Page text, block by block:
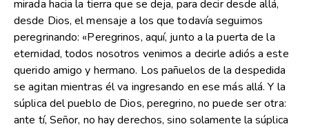
mirada hacia la tierra que se deja, para decir desde allá,
desde Dios, el mensaje a los que todavía seguimos
peregrinando: «Peregrinos, aquí, junto a la puerta de la
eternidad, todos nosotros venimos a decirle adiós a este
querido amigo y hermano. Los pañuelos de la despedida
se agitan mientras él va ingresando en ese más allá. Y la
súplica del pueblo de Dios, peregrino, no puede ser otra:
ante tí, Señor, no hay derechos, sino solamente la súplica